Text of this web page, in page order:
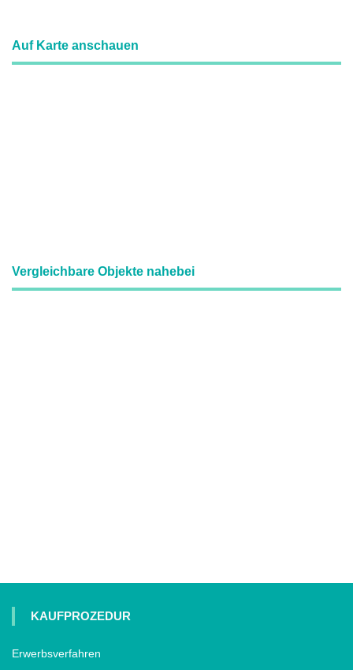
Auf Karte anschauen
Vergleichbare Objekte nahebei
KAUFPROZEDUR
Erwerbsverfahren